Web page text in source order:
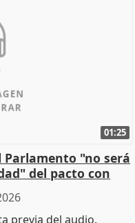
01:25
Parlamento "no será
del pacto con